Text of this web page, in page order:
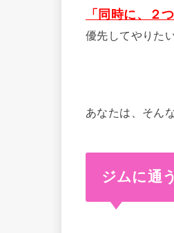
「同時に、２
優先してやりた
あなたは、そん
ジムに通